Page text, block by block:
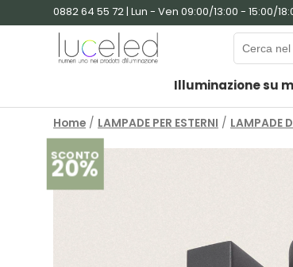
0882 64 55 72 | Lun - Ven 09:00/13:00 - 15:00/
Illuminazione su
Home / LAMPADE PER ESTERNI / LAMPADE
SCONTO
20%